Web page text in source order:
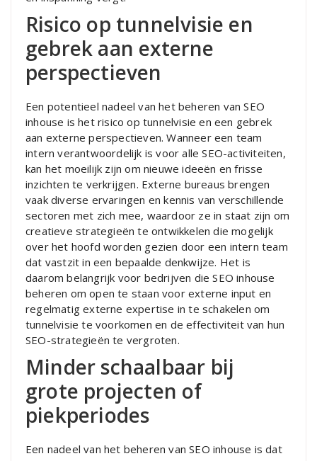
Risico op tunnelvisie en
gebrek aan externe
perspectieven
Een potentieel nadeel van het beheren van SEO
inhouse is het risico op tunnelvisie en een gebrek
aan externe perspectieven. Wanneer een team
intern verantwoordelijk is voor alle SEO-activiteiten,
kan het moeilijk zijn om nieuwe ideeën en frisse
inzichten te verkrijgen. Externe bureaus brengen
vaak diverse ervaringen en kennis van verschillende
sectoren met zich mee, waardoor ze in staat zijn om
creatieve strategieën te ontwikkelen die mogelijk
over het hoofd worden gezien door een intern team
dat vastzit in een bepaalde denkwijze. Het is
daarom belangrijk voor bedrijven die SEO inhouse
beheren om open te staan voor externe input en
regelmatig externe expertise in te schakelen om
tunnelvisie te voorkomen en de effectiviteit van hun
SEO-strategieën te vergroten.
Minder schaalbaar bij
grote projecten of
piekperiodes
Een nadeel van het beheren van SEO inhouse is dat